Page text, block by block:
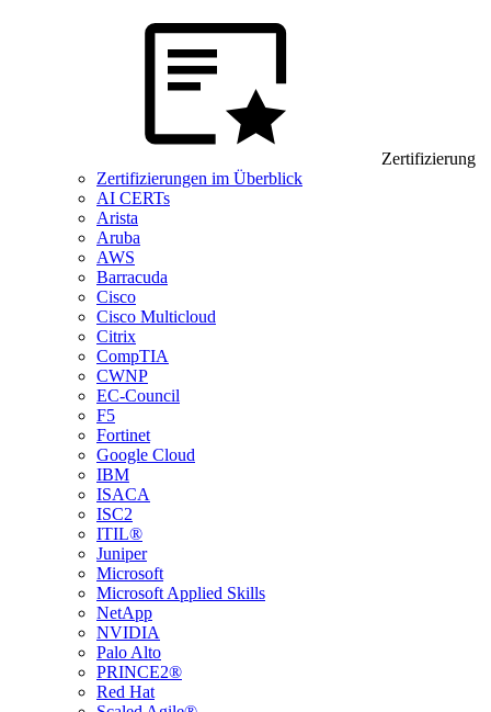
Zertifizierung
Zertifizierungen im Überblick
AI CERTs
Arista
Aruba
AWS
Barracuda
Cisco
Cisco Multicloud
Citrix
CompTIA
CWNP
EC-Council
F5
Fortinet
Google Cloud
IBM
ISACA
ISC2
ITIL®
Juniper
Microsoft
Microsoft Applied Skills
NetApp
NVIDIA
Palo Alto
PRINCE2®
Red Hat